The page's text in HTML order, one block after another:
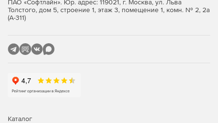
Редактирование. Поддрежка функций UltraEdit,
Автоматическое редактирование заданий с помощью
Дублирование панелей инструментов и других
персональных модификаций.
ПАО «Софтлайн». Юр. адрес: 119021, г. Москва, ул. Льва
Толстого, дом 5, строение 1, этаж 3, помещение 1, комн. № 2, 2а
(А-311)
Каталог